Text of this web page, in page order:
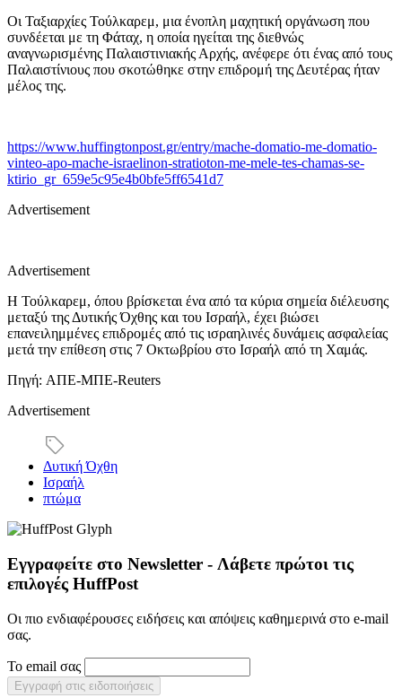
Οι Ταξιαρχίες Τούλκαρεμ, μια ένοπλη μαχητική οργάνωση που
συνδέεται με τη Φάταχ, η οποία ηγείται της διεθνώς
αναγνωρισμένης Παλαιστινιακής Αρχής, ανέφερε ότι ένας από τους
Παλαιστίνιους που σκοτώθηκε στην επιδρομή της Δευτέρας ήταν
μέλος της.
https://www.huffingtonpost.gr/entry/mache-domatio-me-domatio-
vinteo-apo-mache-israelinon-stratioton-me-mele-tes-chamas-se-
ktirio_gr_659e5c95e4b0bfe5ff6541d7
Advertisement
Advertisement
Η Τούλκαρεμ, όπου βρίσκεται ένα από τα κύρια σημεία διέλευσης
μεταξύ της Δυτικής Όχθης και του Ισραήλ, έχει βιώσει
επανειλημμένες επιδρομές από τις ισραηλινές δυνάμεις ασφαλείας
μετά την επίθεση στις 7 Οκτωβρίου στο Ισραήλ από τη Χαμάς.
Πηγή: ΑΠΕ-ΜΠΕ-Reuters
Advertisement
Δυτική Όχθη
Ισραήλ
πτώμα
Εγγραφείτε στο Newsletter - Λάβετε πρώτοι τις
επιλογές HuffPost
Οι πιο ενδιαφέρουσες ειδήσεις και απόψεις καθημερινά στο e-mail
σας.
Το email σας
Εγγραφή στις ειδοποιήσεις